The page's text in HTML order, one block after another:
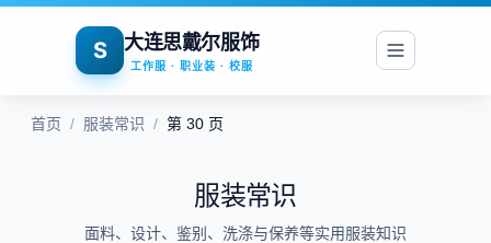
S 大连思戴尔服饰
工作服 · 职业装 · 校服
首页 / 服装常识 / 第 30 页
服装常识
面料、设计、鉴别、洗涤与保养等实用服装知识